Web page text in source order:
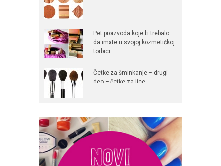
Pet proizvoda koje bi trebalo
da imate u svojoj kozmetičkoj
torbici
Četke za šminkanje – drugi
deo – četke za lice